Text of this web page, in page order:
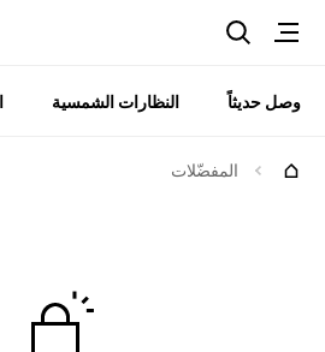
وصل حديثاً النظارات الشمسية
المفضّلات